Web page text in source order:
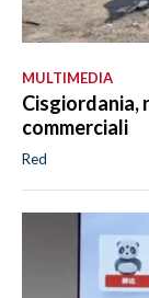
MULTIMEDIA
Cisgiordania,
commerciali
Red